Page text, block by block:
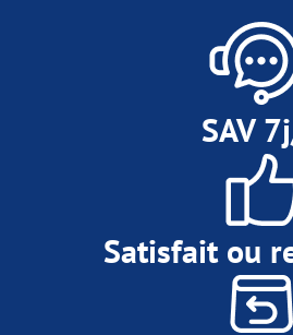
SAV
Satisfait ou